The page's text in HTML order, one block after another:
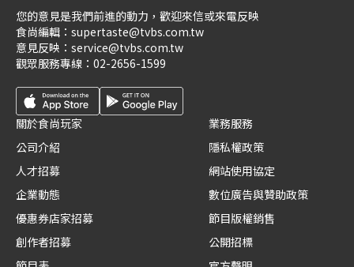
您的意見是我們前進的動力，歡迎來信或來電反映
食尚編輯： supertaste@tvbs.com.tw
意見反映： service@tvbs.com.tw
觀眾服務專線： 02-2656-1599
關於食尚玩家
公司介紹
人才招募
企業動態
優惠券店家招募
創作者招募
業務服務
隱私權政策
網站使用協定
數位廣告與贊助政策
節目版權銷售
公開招標